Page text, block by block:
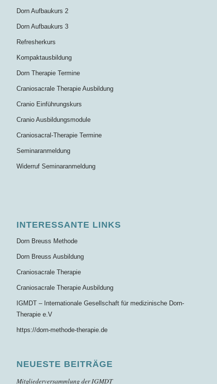
Dorn Aufbaukurs 2
Dorn Aufbaukurs 3
Refresherkurs
Kompaktausbildung
Dorn Therapie Termine
Craniosacrale Therapie Ausbildung
Cranio Einführungskurs
Cranio Ausbildungsmodule
Craniosacral-Therapie Termine
Seminaranmeldung
Widerruf Seminaranmeldung
INTERESSANTE LINKS
Dorn Breuss Methode
Dorn Breuss Ausbildung
Craniosacrale Therapie
Craniosacrale Therapie Ausbildung
IGMDT – Internationale Gesellschaft für medizinische Dorn-
Therapie e.V
https://dorn-methode-therapie.de
NEUESTE BEITRÄGE
Mitgliederversammlung der IGMDT